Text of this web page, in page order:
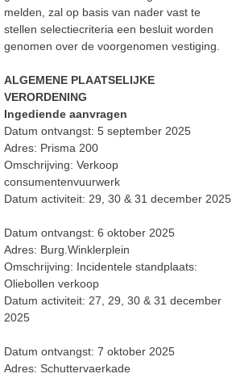
melden, zal op basis van nader vast te
stellen selectiecriteria een besluit worden
genomen over de voorgenomen vestiging.
ALGEMENE PLAATSELIJKE
VERORDENING
Ingediende aanvragen
Datum ontvangst: 5 september 2025
Adres: Prisma 200
Omschrijving: Verkoop
consumentenvuurwerk
Datum activiteit: 29, 30 & 31 december 2025
Datum ontvangst: 6 oktober 2025
Adres: Burg.Winklerplein
Omschrijving: Incidentele standplaats:
Oliebollen verkoop
Datum activiteit: 27, 29, 30 & 31 december
2025
Datum ontvangst: 7 oktober 2025
Adres: Schuttervaerkade